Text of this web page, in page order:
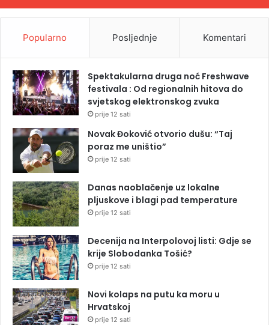
Popularno Posljednje Komentari
Spektakularna druga noć Freshwave
festivala : Od regionalnih hitova do
svjetskog elektronskog zvuka
prije 12 sati
Novak Đoković otvorio dušu: “Taj
poraz me uništio”
prije 12 sati
Danas naoblačenje uz lokalne
pljuskove i blagi pad temperature
prije 12 sati
Decenija na Interpolovoj listi: Gdje se
krije Slobodanka Tošić?
prije 12 sati
Novi kolaps na putu ka moru u
Hrvatskoj
prije 12 sati